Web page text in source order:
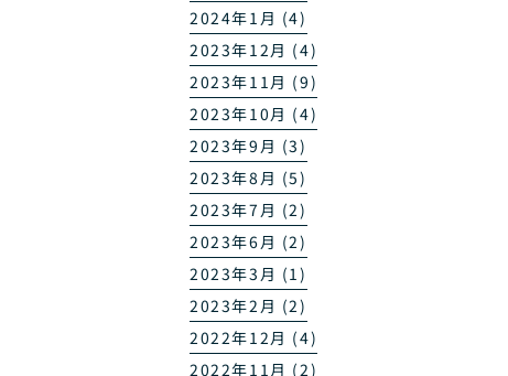
2024年1月 (4)
2023年12月 (4)
2023年11月 (9)
2023年10月 (4)
2023年9月 (3)
2023年8月 (5)
2023年7月 (2)
2023年6月 (2)
2023年3月 (1)
2023年2月 (2)
2022年12月 (4)
2022年11月 (2)